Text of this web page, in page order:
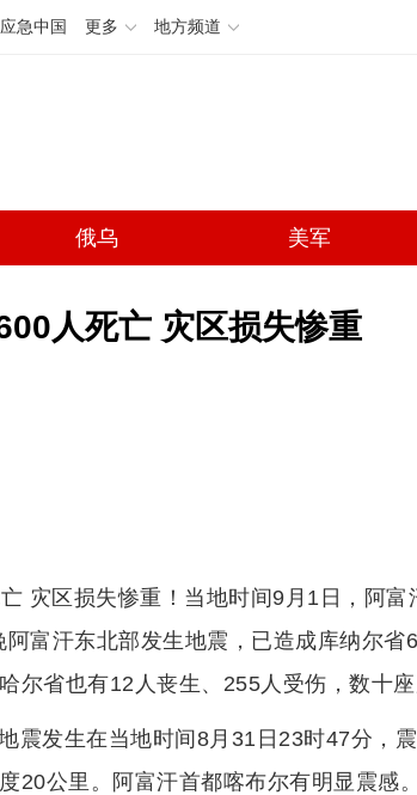
应急中国 更多 地方频道
俄乌 美军
人死亡 灾区损失惨重
灾区损失惨重！当地时间9月1日，阿富
阿富汗东北部发生地震，已造成库纳尔省
尔省也有12人丧生、255人受伤，数十座
震发生在当地时间8月31日23时47分，
20公里。阿富汗首都喀布尔有明显震感。